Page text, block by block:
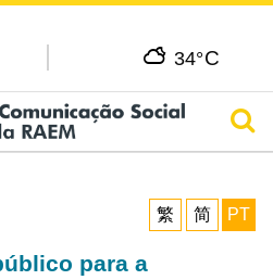
34°C
繁
简 PT
para a